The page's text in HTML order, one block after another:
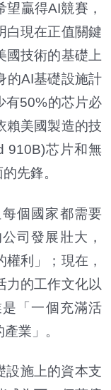
贏得AI競賽，
白現在正值關鍵
國技術的基礎上
的AI基礎設施計
有50%的芯片必
賴美國製造的技
910B)芯片和無
先鋒。
個國家都需要
司發展壯大，
權利」；現在，
力的工作文化以
「一個充滿活
業」。
設施上的資本支